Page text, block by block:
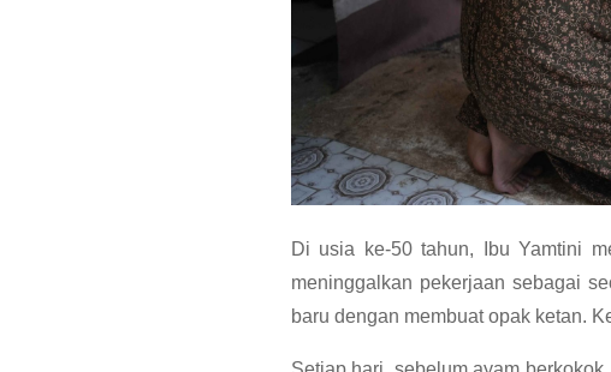
Di usia ke-50 tahun, Ibu Yamtini
meninggalkan pekerjaan sebagai
baru dengan membuat opak ketan.